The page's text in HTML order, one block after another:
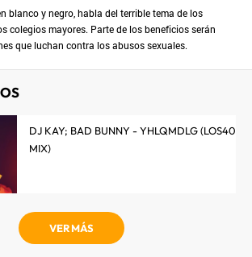
blanco y negro, habla del terrible tema de los
colegios mayores. Parte de los beneficios serán
que luchan contra los abusos sexuales.
DJ KAY; BAD BUNNY - YHLQMDLG (LOS40
MIX)
VER MÁS